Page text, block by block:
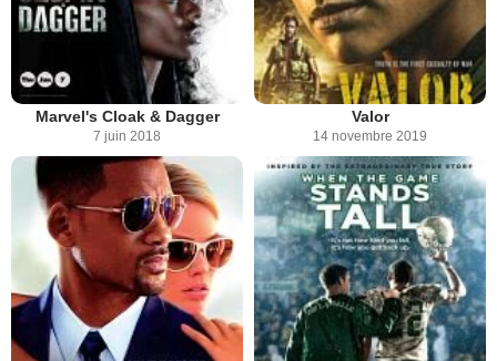
Marvel's Cloak & Dagger
7 juin 2018
Valor
14 novembre 2019